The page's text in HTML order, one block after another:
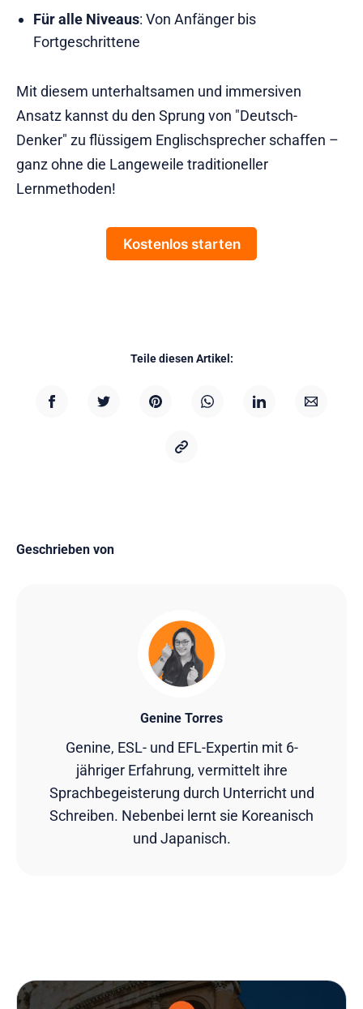
Für alle Niveaus: Von Anfänger bis
Fortgeschrittene
Mit diesem unterhaltsamen und immersiven
Ansatz kannst du den Sprung von "Deutsch-
Denker" zu flüssigem Englischsprecher schaffen –
ganz ohne die Langeweile traditioneller
Lernmethoden!
Kostenlos starten
Teile diesen Artikel:
Geschrieben von
Genine Torres
Genine, ESL- und EFL-Expertin mit 6-
jähriger Erfahrung, vermittelt ihre
Sprachbegeisterung durch Unterricht und
Schreiben. Nebenbei lernt sie Koreanisch
und Japanisch.